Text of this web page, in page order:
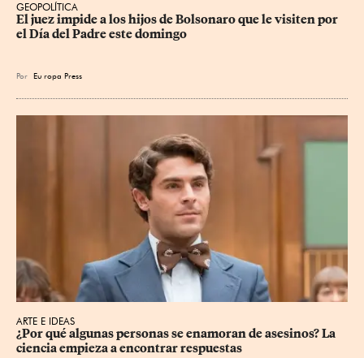
GEOPOLÍTICA
El juez impide a los hijos de Bolsonaro que le visiten por
el Día del Padre este domingo
Por Eu ropa Press
ARTE E IDEAS
¿Por qué algunas personas se enamoran de asesinos? La
ciencia empieza a encontrar respuestas